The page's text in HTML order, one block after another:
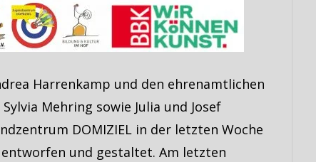
Harrenkamp und den ehrenamtlichen
Mehring sowie Julia und Josef
DOMIZIEL in der letzten Woche
und gestaltet. Am letzten